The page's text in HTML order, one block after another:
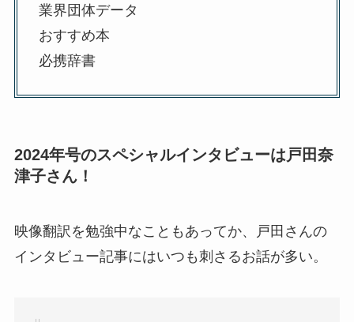
業界団体データ
おすすめ本
必携辞書
2024年号のスペシャルインタビューは戸田奈
津子さん！
映像翻訳を勉強中なこともあってか、戸田さんの
インタビュー記事にはいつも刺さるお話が多い。